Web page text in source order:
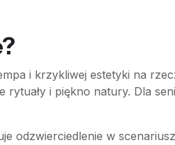
i krzykliwej estetyki na
rytuały i piękno natury. Dla
odzwierciedlenie w